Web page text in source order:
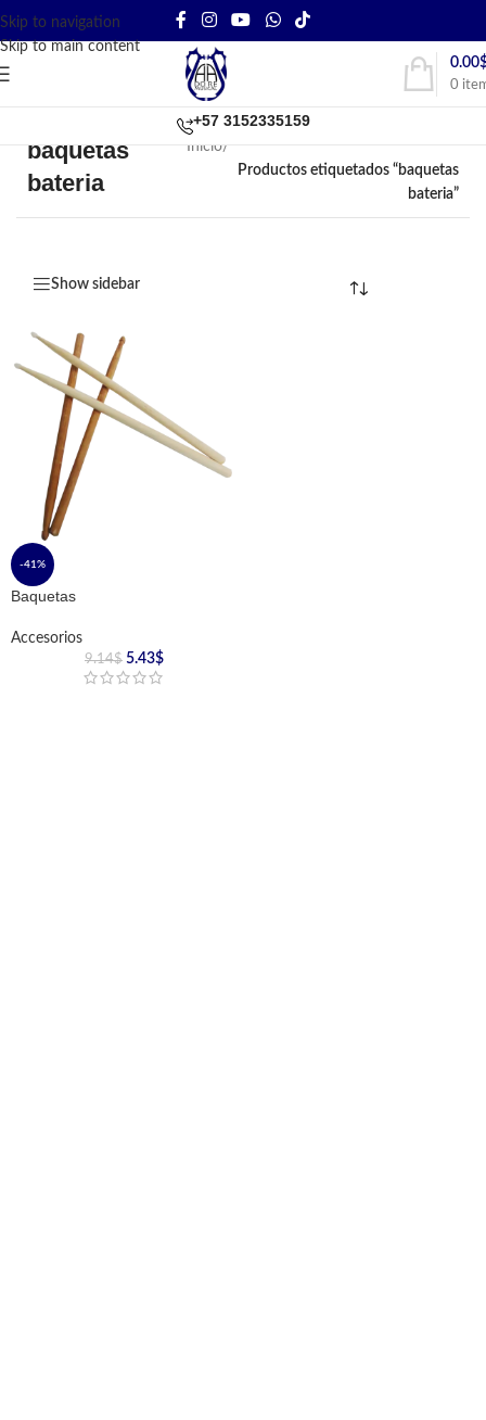
Skip to navigation
Skip to main content
0
0.00
+57 3152335159
baquetas
bateria
Inicio/
Productos etiquetados “baquetas
bateria”
Show sidebar
-41%
Baquetas
Accesorios
9.14$ 5.43$